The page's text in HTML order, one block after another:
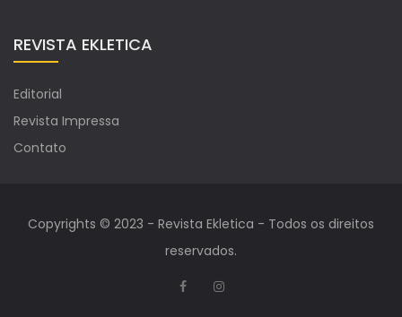
REVISTA EKLETICA
Editorial
Revista Impressa
Contato
Copyrights © 2023 - Revista Ekletica - Todos os direitos
reservados.